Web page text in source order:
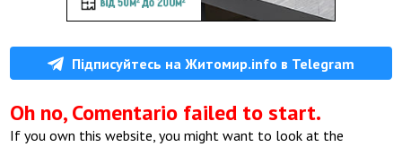
Підписуйтесь на Житомир.info в Telegram
Oh no, Comentario failed to start.
If you own this website, you might want to look at the